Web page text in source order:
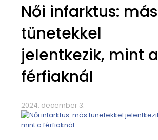
Női infarktus: más
tünetekkel
jelentkezik, mint a
férfiaknál
2024. december 3.